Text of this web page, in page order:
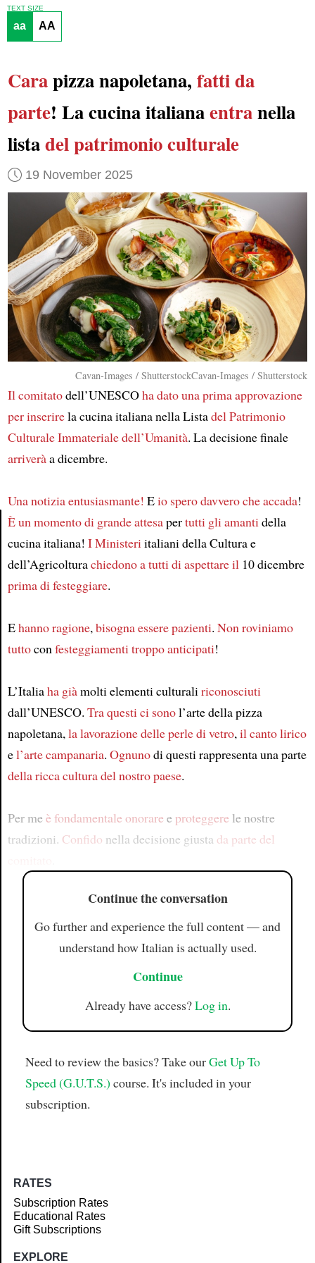
Article
TEXT SIZE
aa AA
Carapizza napoletana, fatti da
parte! La cucina italianaentranella
listadel patrimonio culturale
19 November 2025
Cavan-Images / ShutterstockCavan-Images / Shutterstock
Il comitatodell’UNESCOha dato una prima approvazione
per inserirela cucina italiana nella Listadel Patrimonio
Culturale Immateriale dell’Umanità. La decisione finale
arriveràa dicembre.
Una notizia entusiasmante! Eio spero davvero che accada!
È un momentodi grande attesapertutti gli amantidella
cucina italiana! I Ministeriitaliani della Cultura e
dell’Agricolturachiedono a tuttidi aspettare il10 dicembre
prima di festeggiare.
Ehanno ragione,bisogna essere pazienti. Non roviniamo
tuttoconfesteggiamentitroppo anticipati!
L’Italiaha giàmolti elementi culturaliriconosciuti
dall’UNESCO. Tra questici sonol’arte della pizza
napoletana,la lavorazione delle perle di vetro,il canto lirico
el’arte campanaria. Ognunodi questi rappresenta una parte
della ricca cultura del nostro paese.
Per meè fondamentale onorare e proteggere le nostre
tradizioni. Confido nella decisione giusta da parte del
Continue the conversation
Go further and experience the full content — and
understand how Italian is actually used.
Continue
Already have access?Log in.
Need to review the basics? Take ourGet Up To
Speed (G.U.T.S.) course. It's included in your
subscription.
RATES
Subscription Rates
Educational Rates
Gift Subscriptions
EXPLORE